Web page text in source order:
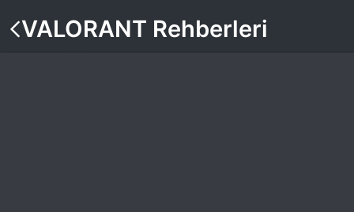
ş
ç
e
VALORANT Rehberleri